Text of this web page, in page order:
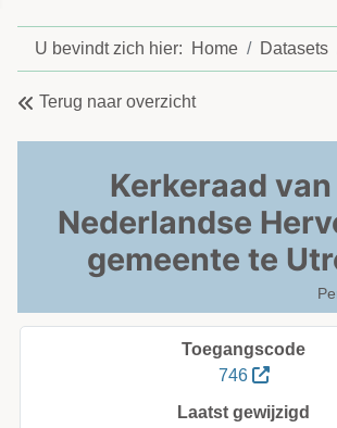
U bevindt zich hier: Home Datasets
Terug naar overzicht
Kerkeraad
Nederlandse
gemeente te
Toegangscode
746
Laatst gewijzigd